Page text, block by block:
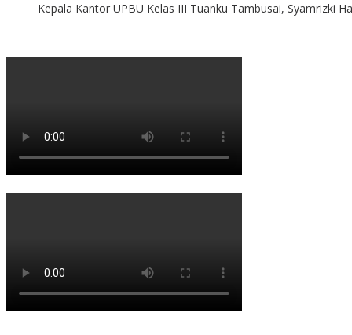
Kepala Kantor UPBU Kelas III Tuanku Tambusai, Syamrizki